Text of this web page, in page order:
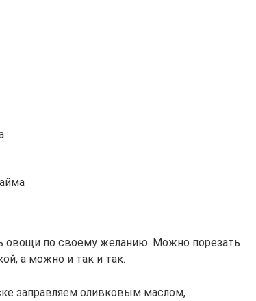
овощи по своему желанию. Можно порезать
а можно и так и так.
заправляем оливковым маслом,